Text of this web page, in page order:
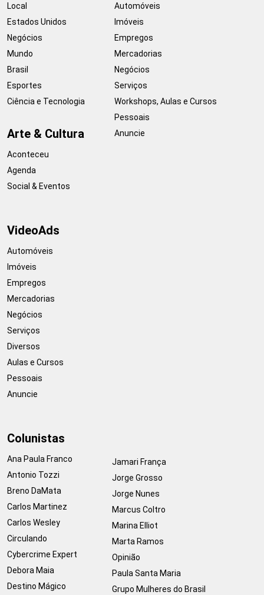
Local
Estados Unidos
Negócios
Mundo
Brasil
Esportes
Ciência e Tecnologia
Arte & Cultura
Aconteceu
Agenda
Social & Eventos
Automóveis
Imóveis
Empregos
Mercadorias
Negócios
Serviços
Workshops, Aulas e Cursos
Pessoais
Anuncie
VideoAds
Automóveis
Imóveis
Empregos
Mercadorias
Negócios
Serviços
Diversos
Aulas e Cursos
Pessoais
Anuncie
Colunistas
Ana Paula Franco
Antonio Tozzi
Breno DaMata
Carlos Martinez
Carlos Wesley
Circulando
Cybercrime Expert
Debora Maia
Destino Mágico
Jamari França
Jorge Grosso
Jorge Nunes
Marcus Coltro
Marina Elliot
Marta Ramos
Opinião
Paula Santa Maria
Grupo Mulheres do Brasil